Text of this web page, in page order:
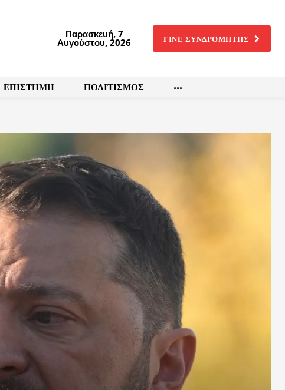
Παρασκευή, 7
Αυγούστου, 2026 ΓΙΝΕ ΣΥΝΔΡΟΜΗΤΗΣ
ΕΠΙΣΤΗΜΗ ΠΟΛΙΤΙΣΜΟΣ